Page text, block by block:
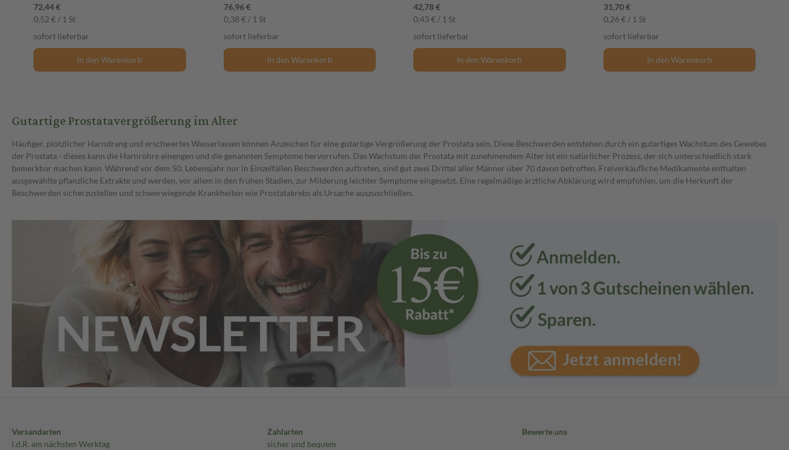
Gutartige Prostatavergrößerung im Alter
Häufiger, plötzlicher Harndrang und erschwertes Wasserlassen können Anzeichen für eine gutartige Vergrößerung der Prostata sein. Diese Beschwerden entstehen durch ein gutartiges Wachstum des Gewebes
der Prostata - dieses kann die Harnröhre einengen und die genannten Symptome hervorrufen. Das Wachstum der Prostata mit zunehmendem Alter ist ein natürlicher Prozess, der sich unterschiedlich stark
bemerkbar machen kann. Während vor dem 50. Lebensjahr nur in Einzelfällen Beschwerden auftreten, sind gut zwei Drittel aller Männer über 70 davon betroffen. Freiverkäufliche Medikamente enthalten
ausgewählte pflanzliche Extrakte und werden, vor allem in den frühen Stadien, zur Milderung leichter Symptome eingesetzt. Eine regelmäßige ärztliche Abklärung wird empfohlen, um die Herkunft der
Beschwerden sicherzustellen und schwerwiegende Krankheiten wie Prostatakrebs als Ursache auszuschließen.
72,44 €
0,52 € / 1 St
sofort lieferbar
In den Warenkorb
76,96 €
0,38 € / 1 St
sofort lieferbar
In den Warenkorb
42,78 €
0,43 € / 1 St
sofort lieferbar
In den Warenkorb
31,70 €
0,26 € / 1 St
sofort lieferbar
In den Warenkorb
Versandarten
i.d.R. am nächsten Werktag
Zahlarten
sicher und bequem
Bewerte uns